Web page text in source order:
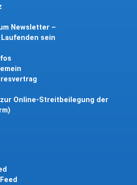
Newsletter –
sein
Online-Streitbeilegung der